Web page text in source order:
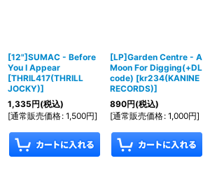
[12"]SUMAC - Before
You I Appear
[THRIL417(THRILL
JOCKY)]
1,335円(税込)
[通常販売価格: 1,500円]
[LP]Garden Centre - A
Moon For Digging(+DL
code) [kr234(KANINE
RECORDS)]
890円(税込)
[通常販売価格: 1,000円]